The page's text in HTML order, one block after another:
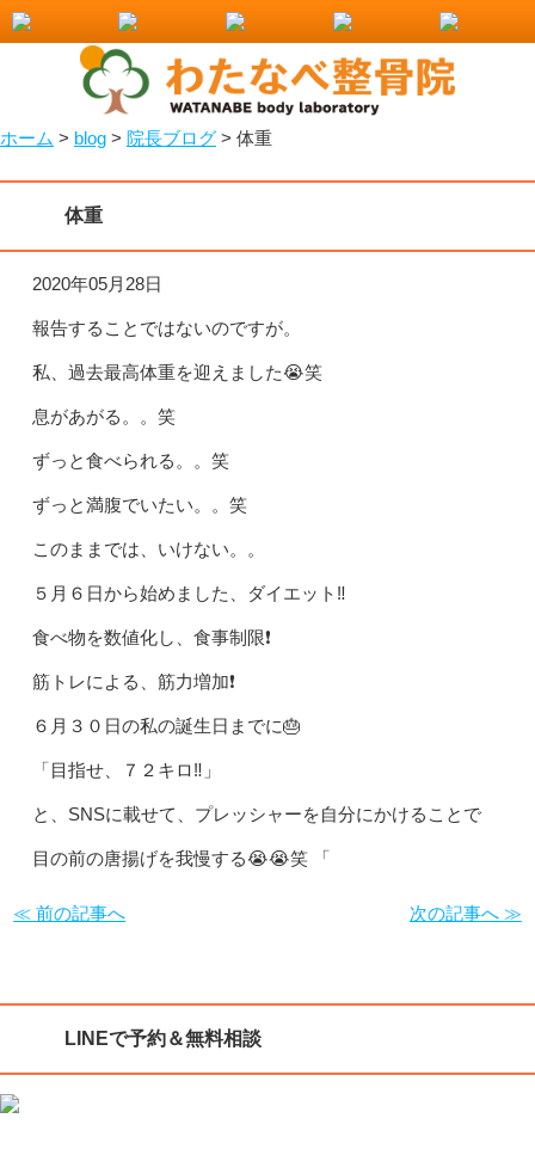
小山市で整骨院をお探しなら！わたなべ整骨院
ホーム > blog > 院長ブログ > 体重
体重
2020年05月28日
報告することではないのですが。
私、過去最高体重を迎えました😭笑
息があがる。。笑
ずっと食べられる。。笑
ずっと満腹でいたい。。笑
このままでは、いけない。。
５月６日から始めました、ダイエット‼️
食べ物を数値化し、食事制限❗️
筋トレによる、筋力増加❗️
６月３０日の私の誕生日までに🎂
「目指せ、７２キロ‼️」
と、SNSに載せて、プレッシャーを自分にかけることで
目の前の唐揚げを我慢する😭😭笑 「
≪ 前の記事へ 次の記事へ ≫
LINEで予約＆無料相談